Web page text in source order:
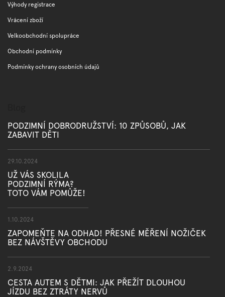
Výhody registrace
Vrácení zboží
Velkoobchodní spolupráce
Obchodní podmínky
Podmínky ochrany osobních údajů
PODZIMNÍ DOBRODRUŽSTVÍ: 10 ZPŮSOBŮ, JAK
ZABAVIT DĚTI
29.10.2024
UŽ VÁS SKOLILA
PODZIMNÍ RÝMA?
TOTO VÁM POMŮŽE!
1.10.2024
ZAPOMEŇTE NA ODHAD! PŘESNÉ MĚŘENÍ NOŽIČEK
BEZ NÁVŠTĚVY OBCHODU
2.9.2024
CESTA AUTEM S DĚTMI: JAK PŘEŽÍT DLOUHOU
JÍZDU BEZ ZTRÁTY NERVŮ